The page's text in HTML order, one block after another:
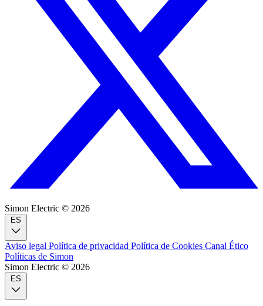
Simon Electric © 2026
Aviso legal Política de privacidad Política de Cookies Canal Ético
Políticas de Simon
Simon Electric © 2026